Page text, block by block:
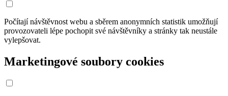
Počítají návštěvnost webu a sběrem anonymních statistik umožňují
provozovateli lépe pochopit své návštěvníky a stránky tak neustále
vylepšovat.
Marketingové soubory cookies